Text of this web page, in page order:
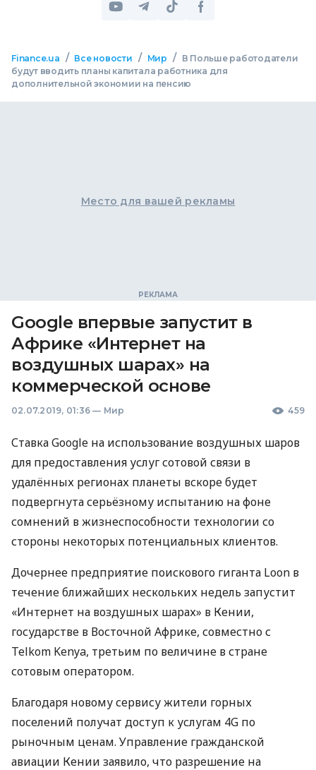
Finance.ua / Все новости / Мир /
В Польше работодатели
будут вводить планы капитала работника для
дополнительной экономии на пенсию
Место для вашей рекламы
Google впервые запустит в
Африке «Интернет на
воздушных шарах» на
коммерческой основе
02.07.2019, 01:36 — Мир 459
Ставка Google на использование воздушных шаров
для предоставления услуг сотовой связи в
удалённых регионах планеты вскоре будет
подвергнута серьёзному испытанию на фоне
сомнений в жизнеспособности технологии со
стороны некоторых потенциальных клиентов.
Дочернее предприятие поискового гиганта Loon в
течение ближайших нескольких недель запустит
«Интернет на воздушных шарах» в Кении,
государстве в Восточной Африке, совместно с
Telkom Kenya, третьим по величине в стране
сотовым оператором.
Благодаря новому сервису жители горных
поселений получат доступ к услугам 4G по
рыночным ценам. Управление гражданской
авиации Кении заявило, что разрешение на